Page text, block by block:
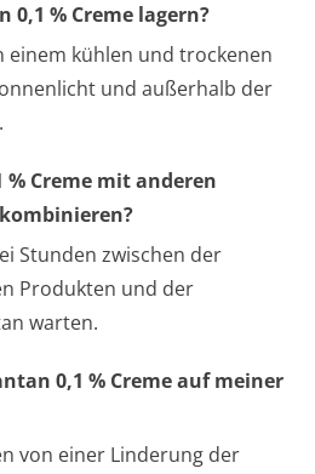
0,1 % Creme lagern?
einem kühlen und trockenen
und außerhalb der
Creme mit anderen
Stunden zwischen der
Produkten und der
warten.
0,1 % Creme auf meiner
von einer Linderung der